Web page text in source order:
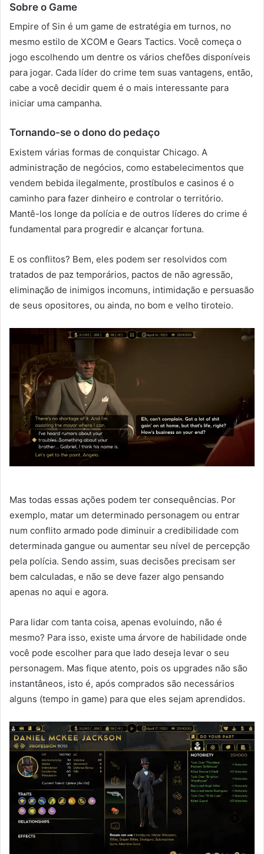
Sobre o Game
Empire of Sin é um game de estratégia em turnos, no
mesmo estilo de XCOM e Gears Tactics. Você começa o
jogo escolhendo um dentre os vários chefões disponíveis
para jogar. Cada líder do crime tem suas vantagens, então,
cabe a você decidir quem é o mais interessante para
iniciar uma campanha.
Tornando-se o dono do pedaço
Existem várias formas de conquistar Chicago. A
administração de negócios, como estabelecimentos que
vendem bebida ilegalmente, prostíbulos e casinos é o
caminho para fazer dinheiro e controlar o território.
Mantê-los longe da polícia e de outros líderes do crime é
fundamental para progredir e alcançar fortuna.
E os conflitos? Bem, eles podem ser resolvidos com
tratados de paz temporários, pactos de não agressão,
eliminação de inimigos incomuns, intimidação e persuasão
de seus opositores, ou ainda, no bom e velho tiroteio.
Mas todas essas ações podem ter consequências. Por
exemplo, matar um determinado personagem ou entrar
num conflito armado pode diminuir a credibilidade com
determinada gangue ou aumentar seu nível de percepção
pela polícia. Sendo assim, suas decisões precisam ser
bem calculadas, e não se deve fazer algo pensando
apenas no aqui e agora.
Para lidar com tanta coisa, apenas evoluindo, não é
mesmo? Para isso, existe uma árvore de habilidade onde
você pode escolher para que lado deseja levar o seu
personagem. Mas fique atento, pois os upgrades não são
instantâneos, isto é, após comprados são necessários
alguns (tempo in game) para que eles sejam aprendidos.